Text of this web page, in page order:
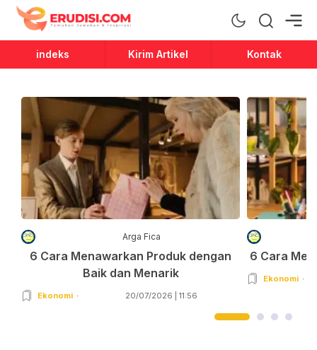
Erudisi
Temukan Jawaban dan Inspirasi
indeks Kirim Artikel Kontak
Arga Fica
6 Cara Menawarkan Produk dengan
Baik dan Menarik
Ekonomi 20/07/2026 | 11:56
6 Cara
Ekonomi